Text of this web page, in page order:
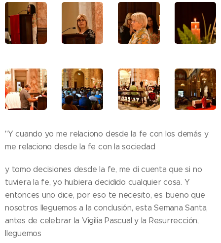
"Y cuando yo me relaciono desde la fe con los demás y
me relaciono desde la fe con la sociedad
y tomo decisiones desde la fe, me di cuenta que si no
tuviera la fe, yo hubiera decidido cualquier cosa. Y
entonces uno dice, por eso te necesito, es bueno que
nosotros lleguemos a la conclusión, esta Semana Santa,
antes de celebrar la Vigilia Pascual y la Resurrección,
lleguemos